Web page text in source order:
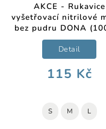
AKCE - Rukavice
vyšetřovací nitrilové
bez pudru DONA
115 Kč
Detail
S M L